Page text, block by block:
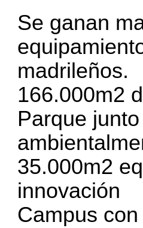
Se ganan
madrileños.
166.000m2
Parque
35.000m2
innovación
Campus